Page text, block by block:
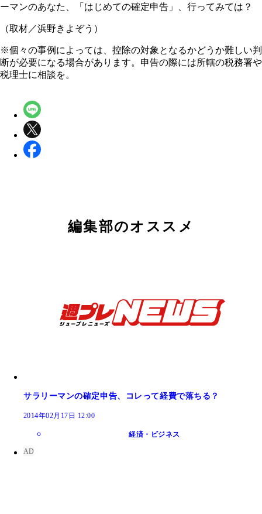
ーマンのあなた、「はじめての確定申告」、行ってみては？
（取材／浜野きよぞう）
※個々の事例によっては、控除の対象となるかどうか難しい判
断が必要になる場合があります。申告の際には所轄の税務署や
税理士に相談を。
編集部のオススメ
サラリーマンの確定申告、コレって経費で落ちる？
2014年02月17日 12:00
経済・ビジネス